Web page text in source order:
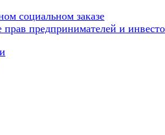
социальном заказе
предпринимателей и